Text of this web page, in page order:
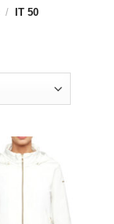
/ IT 50